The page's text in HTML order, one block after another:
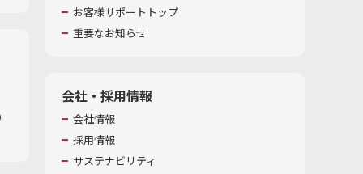
お客様サポートトップ
重要なお知らせ
会社・採用情報
会社情報
採用情報
サステナビリティ